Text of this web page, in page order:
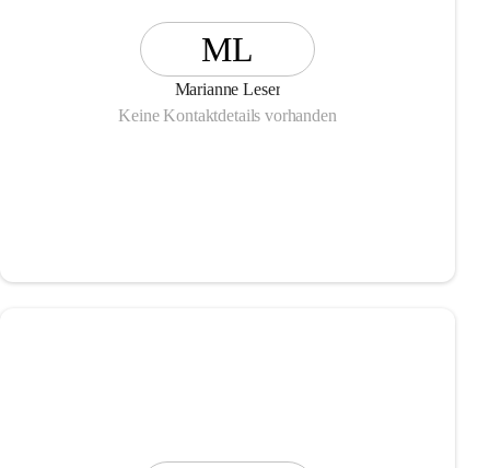
ML
Marianne Leser
Keine Kontaktdetails vorhanden